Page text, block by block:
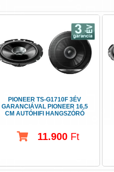
PIONEER TS-G1710F 3ÉV
GARANCIÁVAL PIONEER 16,5
CM AUTÓHIFI HANGSZÓRÓ
11.900Ft